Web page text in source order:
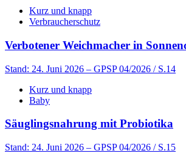
Kurz und knapp
Verbraucherschutz
Verbotener Weichmacher in
Stand: 24. Juni 2026 – GPSP 04/2026 / S.14
Kurz und knapp
Baby
Säuglingsnahrung mit Probiotika
Stand: 24. Juni 2026 – GPSP 04/2026 / S.15